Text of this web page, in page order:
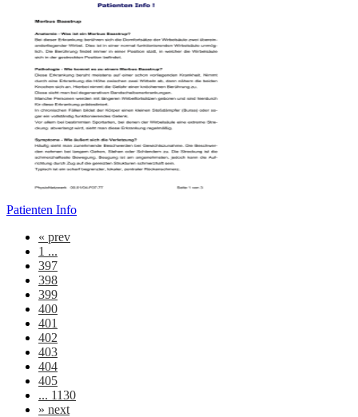
Patienten Info
« prev
1 ...
397
398
399
400
401
402
403
404
405
... 1130
» next